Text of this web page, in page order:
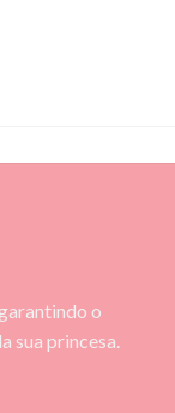
o
sua princesa.